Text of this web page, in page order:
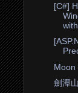
[C#]
Moon
劍潭